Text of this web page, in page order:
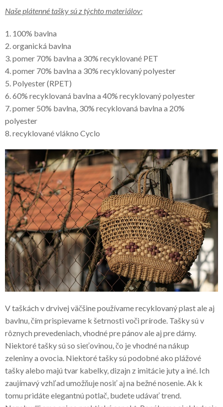
Naše plátenné tašky sú z týchto materiálov:
1. 100% bavlna
2. organická bavlna
3. pomer 70% bavlna a 30% recyklované PET
4. pomer 70% bavlna a 30% recyklovaný polyester
5. Polyester (RPET)
6. 60% recyklovaná bavlna a 40% recyklovaný polyester
7. pomer 50% bavlna, 30% recyklovaná bavlna a 20%
polyester
8. recyklované vlákno Cyclo
V taškách v drvivej väčšine používame recyklovaný plast ale aj
bavlnu, čím prispievame k šetrnosti voči prírode. Tašky sú v
rôznych prevedeniach, vhodné pre pánov ale aj pre dámy.
Niektoré tašky sú so sieťovinou, čo je vhodné na nákup
zeleniny a ovocia. Niektoré tašky sú podobné ako plážové
tašky alebo majú tvar kabelky, dizajn z imitácie juty a iné. Ich
zaujímavý vzhľad umožňuje nosiť aj na bežné nosenie. Ak k
tomu pridáte elegantnú potlač, budete udávať trend.